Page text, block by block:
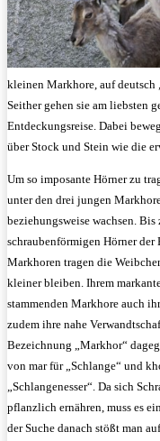
kleinen Markhore, auf deutsch
Seither gehen sie am liebsten
Entdeckungsreise. Dabei
über Stock und Stein wie die
Um so imposante Hörner zu
unter den drei jungen
beziehungsweise wachsen.
schraubenförmigen Hörner
Markhoren tragen die
kleiner bleiben. Ihrem
stammenden Markhore auch
zudem ihre nahe
Bezeichnung „Markhor“
von mar für „Schlange“ und
„Schlangenesser“. Da sich
pflanzlich ernähren, muss es
der Suche danach stößt man